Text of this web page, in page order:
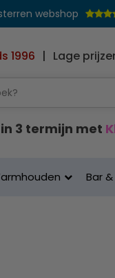
webshop
1996 | Lage
3 termijn met
Bar